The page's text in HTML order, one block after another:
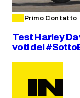
Primo Contatto
Test Harley
voti del